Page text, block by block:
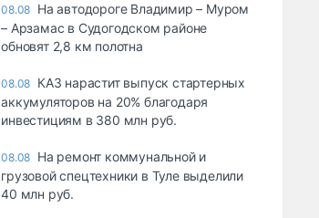
08.08 На автодороге Владимир – Муром
– Арзамас в Судогодском районе
обновят 2,8 км полотна
08.08 КАЗ нарастит выпуск стартерных
аккумуляторов на 20% благодаря
инвестициям в 380 млн руб.
08.08 На ремонт коммунальной и
грузовой спецтехники в Туле выделили
40 млн руб.